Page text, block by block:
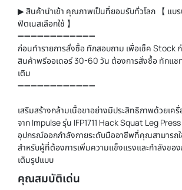
▶ สินค้านำเข้า คุณภาพเป็นที่ยอมรับทั่วโลก 【 แบ
ฟิตเนสเลือกใช้ 】
➖➖➖➖➖➖➖➖➖➖➖➖
ก่อนทำรายการสั่งซื้อ ทักสอบถาม เพื่อเช็ค Stock
สินค้าพรีออเดอร์ 30-60 วัน ต้องการสั่งซื้อ ทักแช
เติม
➖➖➖➖➖➖➖➖➖➖➖➖
เสริมสร้างกล้ามเนื้อขาอย่างมีประสิทธิภาพด้วยเค
จาก Impulse รุ่น IFP1711 Hack Squat Leg
อุปกรณ์ออกกำลังกายระดับมืออาชีพที่คุณสามารถใ
สำหรับผู้ที่ต้องการเพิ่มความแข็งแรงและกำลังของ
เต็มรูปแบบ
คุณสมบัติเด่น